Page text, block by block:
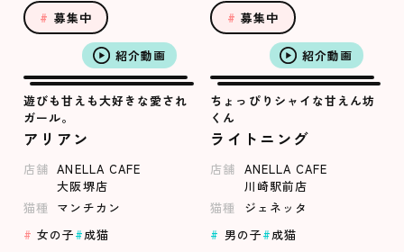
募集中 募集中
紹介動画
遊びも甘えも大好きな愛され
ガール。
アリアン
店舗 ANELLA CAFE
大阪堺店
猫種
マンチカン
女の子
成猫
紹介動画
ちょっぴりシャイな甘えん坊
くん
ライトニング
店舗 ANELLA CAFE
川崎駅前店
猫種
ジェネッタ
男の子
成猫